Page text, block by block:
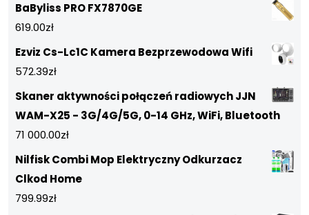
BaByliss PRO FX7870GE
619.00zł
Ezviz Cs-Lc1C Kamera Bezprzewodowa Wifi
572.39zł
Skaner aktywności połączeń radiowych JJN
WAM-X25 - 3G/4G/5G, 0-14 GHz, WiFi, Bluetooth
71 000.00zł
Nilfisk Combi Mop Elektryczny Odkurzacz
Clkod Home
799.99zł